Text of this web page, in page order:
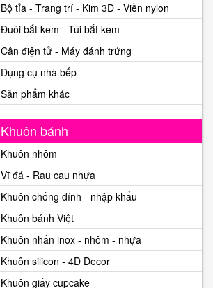
Bộ tỉa - Trang trí - Kim 3D - Viền nylon
Đuôi bắt kem - Túi bắt kem
Cân điện tử - Máy đánh trứng
Dụng cụ nhà bếp
Sản phẩm khác
Khuôn bánh
Khuôn nhôm
Vĩ đá - Rau cau nhựa
Khuôn chống dính - nhập khẩu
Khuôn bánh Việt
Khuôn nhấn inox - nhôm - nhựa
Khuôn silicon - 4D Decor
Khuôn giấy cupcake